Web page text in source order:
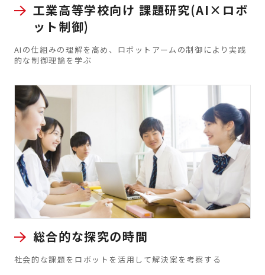
工業高等学校向け 課題研究(AI×ロボ
ット制御)
AIの仕組みの理解を高め、ロボットアームの制御により実践
的な制御理論を学ぶ
総合的な探究の時間
社会的な課題をロボットを活用して解決案を考察する